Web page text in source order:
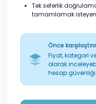
Tek seferlik
tamamlamak isteyen
Önce
Fiyat, kategori
olarak
hesap